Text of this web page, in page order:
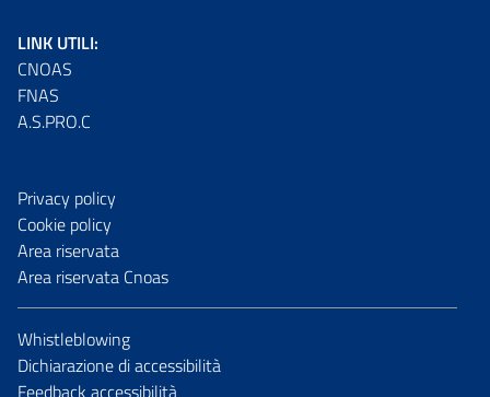
LINK UTILI:
CNOAS
FNAS
A.S.PRO.C
Privacy policy
Cookie policy
Area riservata
Area riservata Cnoas
Whistleblowing
Dichiarazione di accessibilità
Feedback accessibilità